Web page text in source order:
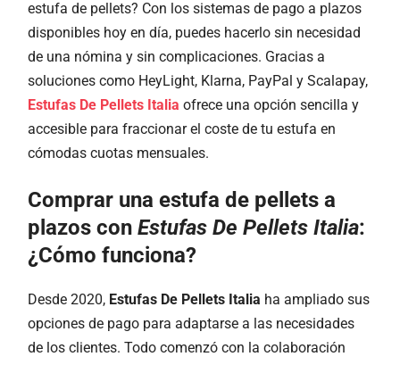
estufa de pellets? Con los sistemas de pago a plazos
disponibles hoy en día, puedes hacerlo sin necesidad
de una nómina y sin complicaciones. Gracias a
soluciones como HeyLight, Klarna, PayPal y Scalapay,
Estufas De Pellets Italia ofrece una opción sencilla y
accesible para fraccionar el coste de tu estufa en
cómodas cuotas mensuales.
Comprar una estufa de pellets a
plazos conEstufas De Pellets Italia:
¿Cómo funciona?
Desde 2020, Estufas De Pellets Italia ha ampliado sus
opciones de pago para adaptarse a las necesidades
de los clientes. Todo comenzó con la colaboración